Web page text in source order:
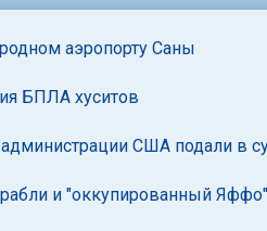
аэропорту Саны
БПЛА хуситов
США подали в
и "оккупированный Яффо"